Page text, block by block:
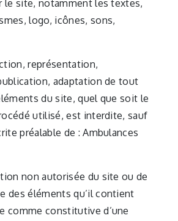
le site, notamment les textes,
logo, icônes, sons,
représentation,
adaptation de tout
du site, quel que soit le
utilisé, est interdite, sauf
préalable de : Ambulances
non autorisée du site ou de
des éléments qu’il contient
comme constitutive d’une